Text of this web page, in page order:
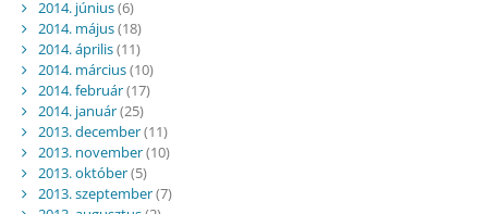
2014. június(6)
2014. május(18)
2014. április(11)
2014. március(10)
2014. február(17)
2014. január(25)
2013. december(11)
2013. november(10)
2013. október(5)
2013. szeptember(7)